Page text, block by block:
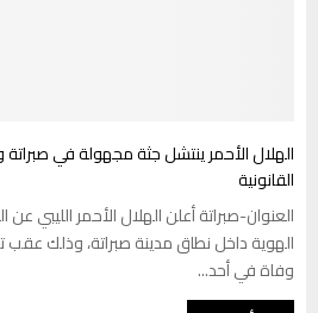
الهلال الأحمر ينتشل جثة مجهولة في صبراتة
القانونية
العنوان-صبراتة أعلن الهلال الأحمر الليبي
الهوية داخل نطاق مدينة صبراتة، وذلك عقب
وفاة في أحد...